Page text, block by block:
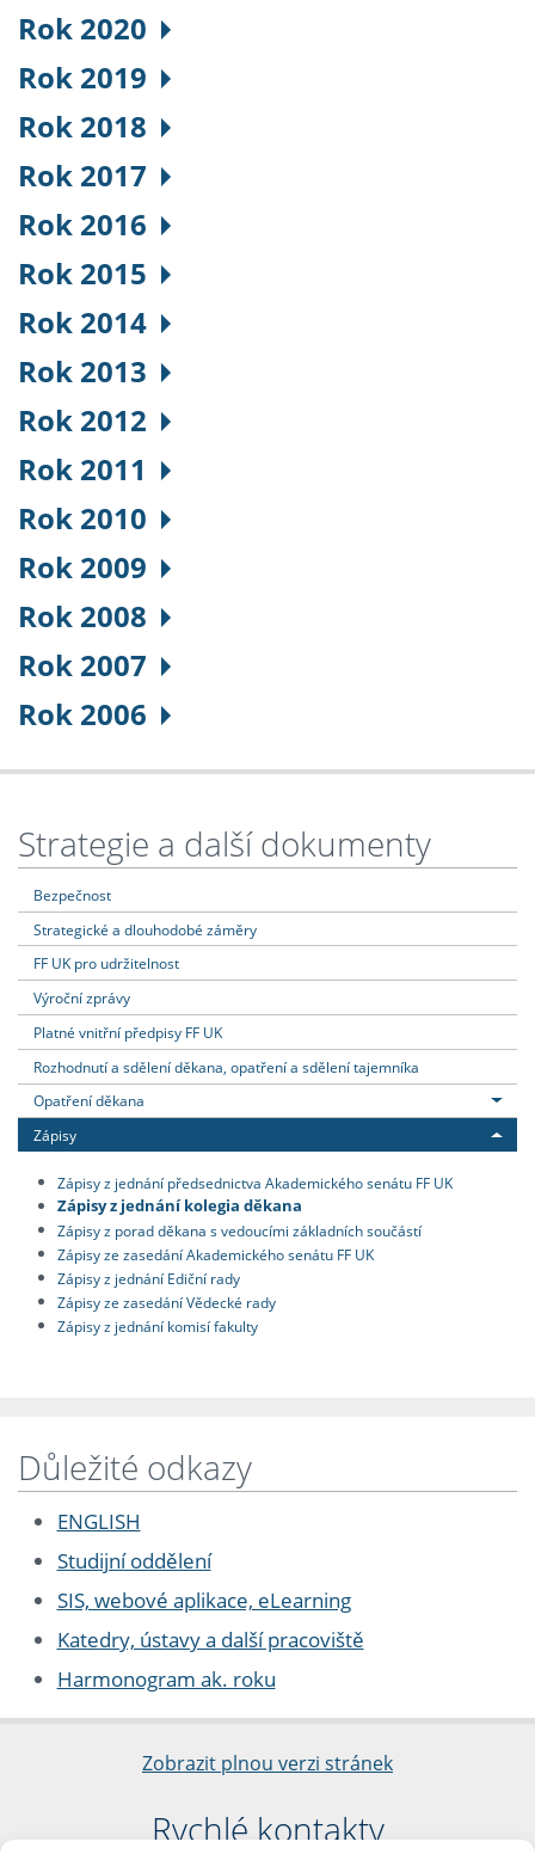
Rok 2020
Rok 2019
Rok 2018
Rok 2017
Rok 2016
Rok 2015
Rok 2014
Rok 2013
Rok 2012
Rok 2011
Rok 2010
Rok 2009
Rok 2008
Rok 2007
Rok 2006
Strategie a další dokumenty
Bezpečnost
Strategické a dlouhodobé záměry
FF UK pro udržitelnost
Výroční zprávy
Platné vnitřní předpisy FF UK
Rozhodnutí a sdělení děkana, opatření a sdělení tajemníka
Opatření děkana
Zápisy
Zápisy z jednání předsednictva Akademického senátu FF UK
Zápisy z jednání kolegia děkana
Zápisy z porad děkana s vedoucími základních součástí
Zápisy ze zasedání Akademického senátu FF UK
Zápisy z jednání Ediční rady
Zápisy ze zasedání Vědecké rady
Zápisy z jednání komisí fakulty
Důležité odkazy
ENGLISH
Studijní oddělení
SIS, webové aplikace, eLearning
Katedry, ústavy a další pracoviště
Harmonogram ak. roku
Zobrazit plnou verzi stránek
Rychlé kontakty